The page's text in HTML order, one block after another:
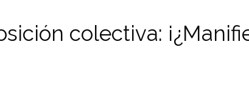
colectiva: